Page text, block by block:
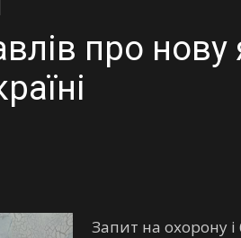
про нову
Запит на охорону і